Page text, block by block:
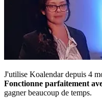
J'utilise Koalendar depuis 4
Fonctionne parfaitement
gagner beaucoup de temps.